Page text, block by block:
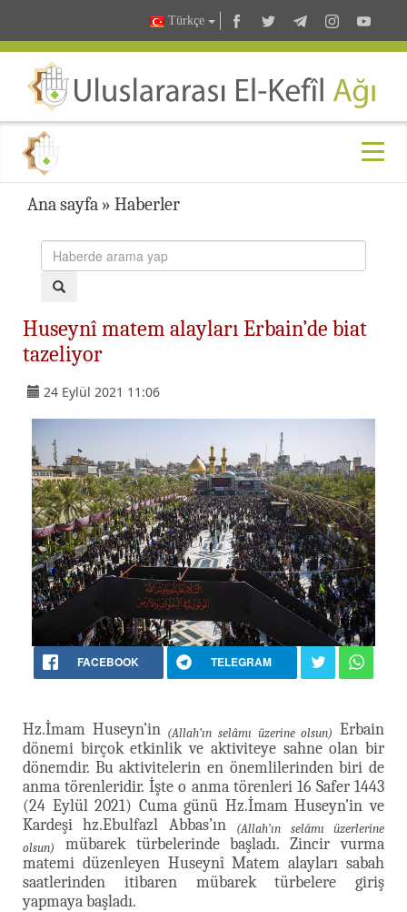
Türkçe
Ana sayfa » Haberler
Huseynî matem alayları Erbain’de biat
tazeliyor
24 Eylül 2021 11:06
FACEBOOK TELEGRAM
Hz.İmam Huseyn’in (Allah’ın selâmı üzerine olsun) Erbain
dönemi birçok etkinlik ve aktiviteye sahne olan bir
dönemdir. Bu aktivitelerin en önemlilerinden biri de
anma törenleridir. İşte o anma törenleri 16 Safer 1443
(24 Eylül 2021) Cuma günü Hz.İmam Huseyn’in ve
Kardeşi hz.Ebulfazl Abbas’ın
(Allah’ın selâmı üzerlerine
olsun)
mübarek türbelerinde başladı. Zincir vurma
matemi düzenleyen Huseynî Matem alayları sabah
saatlerinden itibaren mübarek türbelere giriş
yapmaya başladı.